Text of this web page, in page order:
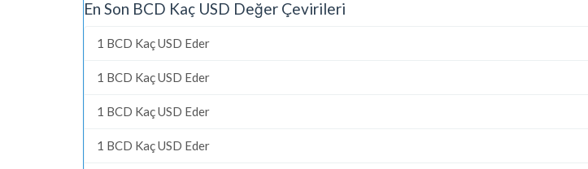
En Son BCD Kaç USD Değer Çevirileri
1 BCD Kaç USD Eder
1 BCD Kaç USD Eder
1 BCD Kaç USD Eder
1 BCD Kaç USD Eder